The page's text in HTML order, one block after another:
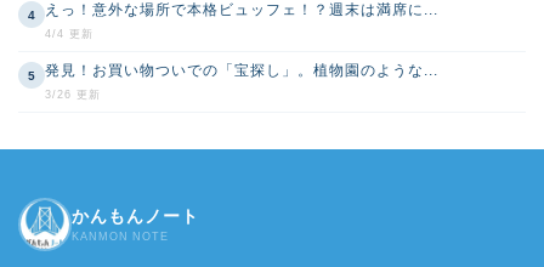
4 えっ！意外な場所で本格ビュッフェ！？週末は満席に...
4/4 更新
5 発見！お買い物ついでの「宝探し」。植物園のような...
3/26 更新
かんもんノート
KANMON NOTE